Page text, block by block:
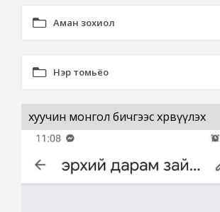
Аман зохиол
Нэр томьёо
хуучин монгол бичгээс хөрвүүлэх